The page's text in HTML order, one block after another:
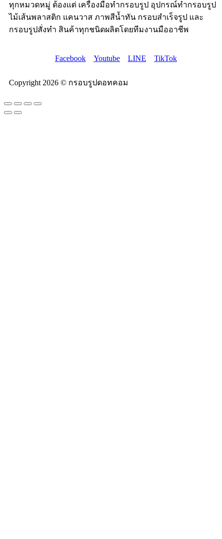
ทุกหมวดหมู่ ต้องแต่ เครื่องมือทำกรอบรูป อุปกรณ์ทำกรอบรูป
ไม้เส้นพลาสติก แคนวาส ภาพสีน้ำทัน กรอบสำเร็จรูป และ
กรอบรูปสั่งทำ สินค้าทุกชนิดผลิตโดยทีมงานมืออาชีพ
Facebook Youtube LINE TikTok
Copyright 2026 © กรอบรูปดอทคอม